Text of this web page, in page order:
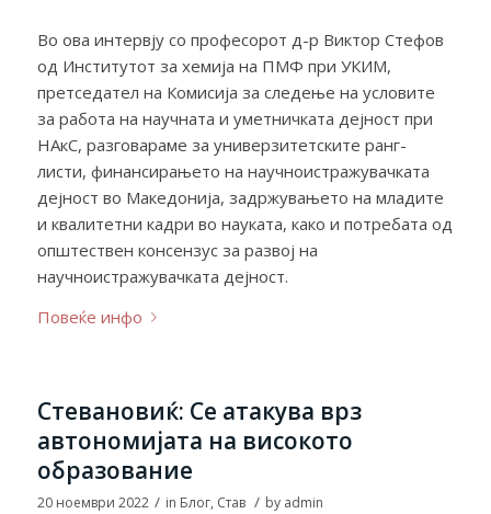
Во ова интервју со професорот д-р Виктор Стефов
од Институтот за хемија на ПМФ при УКИМ,
претседател на Комисија за следење на условите
за работа на научната и уметничката дејност при
НАкС, разговараме за универзитетските ранг-
листи, финансирањето на научноистражувачката
дејност во Македонија, задржувањето на младите
и квалитетни кадри во науката, како и потребата од
општествен консензус за развој на
научноистражувачката дејност.
Повеќе инфо
Стевановиќ: Се атакува врз
автономијата на високото
образование
20 ноември 2022 / in Блог, Став / by admin